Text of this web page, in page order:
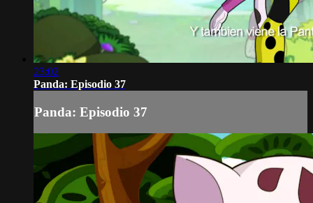
23:02
Panda: Episodio 37
Panda: Episodio 37